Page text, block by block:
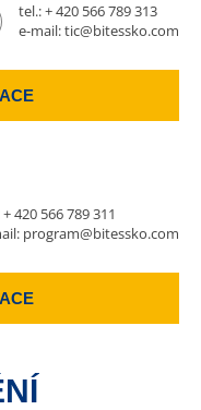
tel.:+ 420 566 789 313
e-mail:tic@bitessko.com
+ 420 566 789 311
program@bitessko.com